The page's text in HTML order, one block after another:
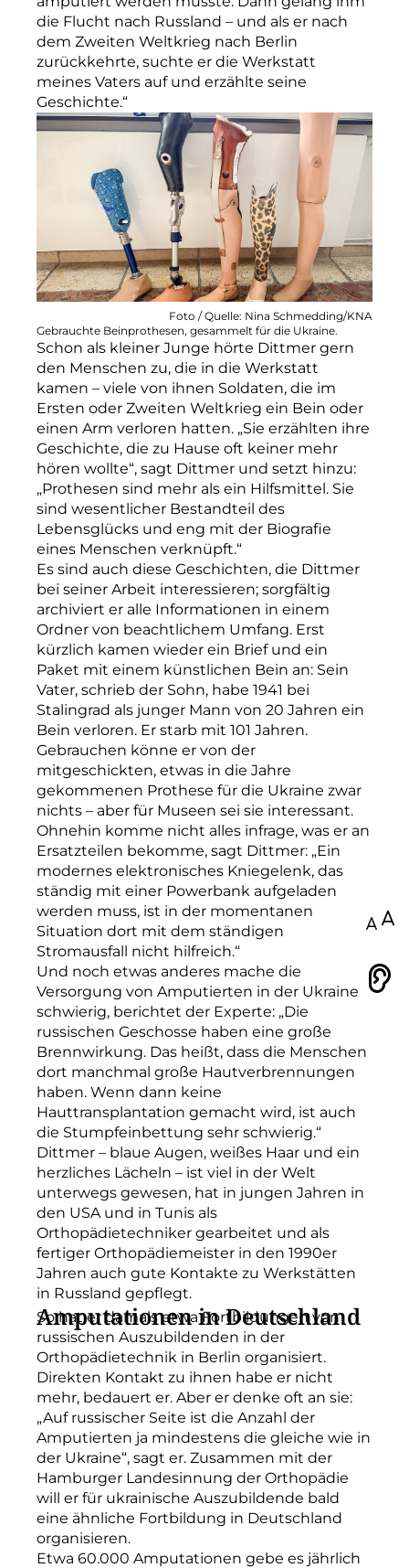
die Flucht nach Russland – und als er nach
dem Zweiten Weltkrieg nach Berlin
zurückkehrte, suchte er die Werkstatt
meines Vaters auf und erzählte seine
Geschichte.“
Gebrauchte Beinprothesen, gesammelt für die Ukraine.
Foto / Quelle: Nina Schmedding/KNA
Schon als kleiner Junge hörte Dittmer gern
den Menschen zu, die in die Werkstatt
kamen – viele von ihnen Soldaten, die im
Ersten oder Zweiten Weltkrieg ein Bein oder
einen Arm verloren hatten. „Sie erzählten ihre
Geschichte, die zu Hause oft keiner mehr
hören wollte“, sagt Dittmer und setzt hinzu:
„Prothesen sind mehr als ein Hilfsmittel. Sie
sind wesentlicher Bestandteil des
Lebensglücks und eng mit der Biografie
eines Menschen verknüpft.“
Es sind auch diese Geschichten, die Dittmer
bei seiner Arbeit interessieren; sorgfältig
archiviert er alle Informationen in einem
Ordner von beachtlichem Umfang. Erst
kürzlich kamen wieder ein Brief und ein
Paket mit einem künstlichen Bein an: Sein
Vater, schrieb der Sohn, habe 1941 bei
Stalingrad als junger Mann von 20 Jahren ein
Bein verloren. Er starb mit 101 Jahren.
Gebrauchen könne er von der
mitgeschickten, etwas in die Jahre
gekommenen Prothese für die Ukraine zwar
nichts – aber für Museen sei sie interessant.
Ohnehin komme nicht alles infrage, was er an
Ersatzteilen bekomme, sagt Dittmer: „Ein
modernes elektronisches Kniegelenk, das
ständig mit einer Powerbank aufgeladen
werden muss, ist in der momentanen
Situation dort mit dem ständigen
Stromausfall nicht hilfreich.“
Und noch etwas anderes mache die
Versorgung von Amputierten in der Ukraine
schwierig, berichtet der Experte: „Die
russischen Geschosse haben eine große
Brennwirkung. Das heißt, dass die Menschen
dort manchmal große Hautverbrennungen
haben. Wenn dann keine
Hauttransplantation gemacht wird, ist auch
die Stumpfeinbettung sehr schwierig.“
Dittmer – blaue Augen, weißes Haar und ein
herzliches Lächeln – ist viel in der Welt
unterwegs gewesen, hat in jungen Jahren in
den USA und in Tunis als
Orthopädietechniker gearbeitet und als
fertiger Orthopädiemeister in den 1990er
Jahren auch gute Kontakte zu Werkstätten
in Russland gepflegt.
Amputationen in Deutschland
So hat er damals etwa Fortbildungen von
russischen Auszubildenden in der
Orthopädietechnik in Berlin organisiert.
Direkten Kontakt zu ihnen habe er nicht
mehr, bedauert er. Aber er denke oft an sie:
„Auf russischer Seite ist die Anzahl der
Amputierten ja mindestens die gleiche wie in
der Ukraine“, sagt er. Zusammen mit der
Hamburger Landesinnung der Orthopädie
will er für ukrainische Auszubildende bald
eine ähnliche Fortbildung in Deutschland
organisieren.
Etwa 60.000 Amputationen gebe es jährlich
100
Vorlesen